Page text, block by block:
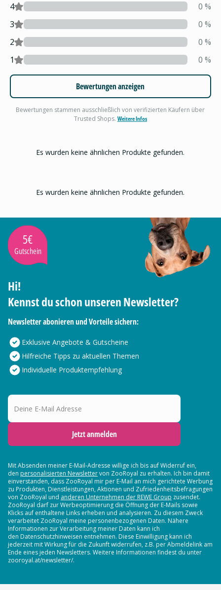
4 0 %
3
0 %
2
0 %
1
0 %
Bewertungen anzeigen
Bewertungen stammen ausschließlich von verifizierten Käufern über
Trusted Shops. Weitere Infos
Es wurden keine ähnlichen Produkte gefunden.
Es wurden keine ähnlichen Produkte gefunden.
5€
Gutschein
Hi!
Kennst du schon unseren Newsletter?
Newsletter abonieren und Vorteile sichern:
Exklusive Angebote & Gutscheine
Hilfreiche Tipps zu aktuellen Themen
Individuelle Produktempfehlung
Deine E-Mail Adresse
Jetzt anmelden
Mit Absenden meiner E-Mail-Adresse willige ich bis auf Widerruf ein,
den personalisierten Newslettervon ZooRoyal zu erhalten. Ich bin damit
einverstanden, dass ZooRoyal mir per E-Mail an mich gerichtete Werbung
zu Produkten, Dienstleistungen, Aktionen und Zufriedenheitsbefragungen
von ZooRoyal und anderen Unternehmen der REWE Group zusendet.
ZooRoyal darf zur Werbeoptimierung die Öffnung der E-Mails sowie
Klicks auf enthaltene Links erheben und analysieren. Zu diesem Zweck
verarbeitet ZooRoyal meine personenbezogenen Daten. Nähere
Informationen zur Verarbeitung meiner Daten kann ich
den Datenschutzhinweisen entnehmen. Diese Einwilligung kann ich
jederzeit mit Wirkung für die Zukunft widerrufen, z.B. per Abmeldelink am
Ende eines jeden Newsletters. Weitere Informationen findest du unter
zooroyal.at/newsletter/.